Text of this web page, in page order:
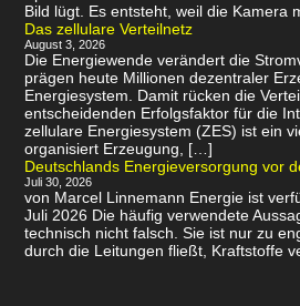
Bild lügt. Es entsteht, weil die Kamera
Das zellulare Verteilnetz
August 3, 2026
Die Energiewende verändert die
prägen heute Millionen dezentraler
Energiesystem. Damit rücken die
entscheidenden Erfolgsfaktor für die
zellulare Energiesystem (ZES) ist ein
organisiert Erzeugung, […]
Deutschlands Energieversorgung vor
Juli 30, 2026
von Marcel Linnemann Energie ist
Juli 2026 Die häufig verwendete
technisch nicht falsch. Sie ist nur zu
durch die Leitungen fließt, Kraftstoffe